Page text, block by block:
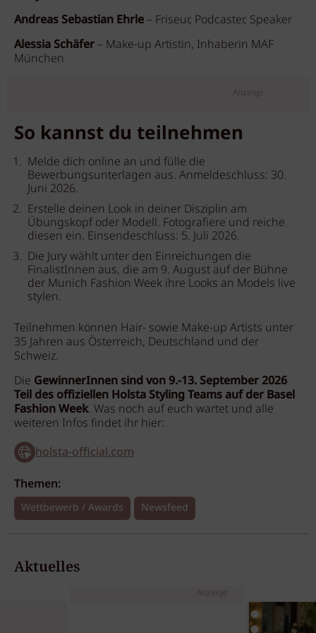
Andreas Sebastian Ehrle – Friseur, Podcaster, Speaker
Alessia Schäfer – Make-up Artistin, Inhaberin MAF
München
Anzeige
So kannst du teilnehmen
Melde dich online an und fülle die
Bewerbungsunterlagen aus. Anmeldeschluss: 30.
Juni 2026.
Erstelle deinen Look in deiner Disziplin am
Übungskopf oder Modell. Fotografiere und reiche
diesen ein. Einsendeschluss: 5. Juli 2026.
Die Jury wählt unter den Einreichungen die
FinalistInnen aus, die am 9. August auf der Bühne
der Munich Fashion Week ihre Looks an Models live
stylen.
Teilnehmen können Hair- sowie Make-up Artists unter
35 Jahren aus Österreich, Deutschland und der
Schweiz.
Die GewinnerInnen sind von 9.-13. September 2026
Teil des offiziellen Holsta Styling Teams auf der Basel
Fashion Week. Was noch auf euch wartet und alle
weiteren Infos findet ihr hier:
holsta-official.com
Themen:
Wettbewerb / Awards Newsfeed
Aktuelles
Anzeige